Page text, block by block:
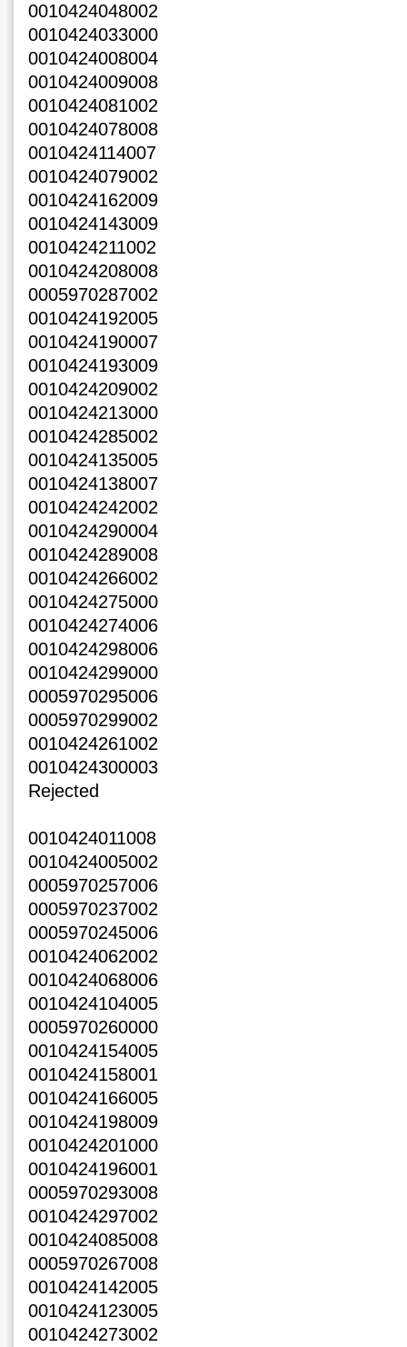
0010424048002
0010424033000
0010424008004
0010424009008
0010424081002
0010424078008
0010424114007
0010424079002
0010424162009
0010424143009
0010424211002
0010424208008
0005970287002
0010424192005
0010424190007
0010424193009
0010424209002
0010424213000
0010424285002
0010424135005
0010424138007
0010424242002
0010424290004
0010424289008
0010424266002
0010424275000
0010424274006
0010424298006
0010424299000
0005970295006
0005970299002
0010424261002
0010424300003
Rejected
0010424011008
0010424005002
0005970257006
0005970237002
0005970245006
0010424062002
0010424068006
0010424104005
0005970260000
0010424154005
0010424158001
0010424166005
0010424198009
0010424201000
0010424196001
0005970293008
0010424297002
0010424085008
0005970267008
0010424142005
0010424123005
0010424273002